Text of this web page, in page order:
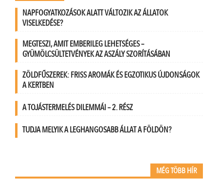
NAPFOGYATKOZÁSOK ALATT VÁLTOZIK AZ ÁLLATOK
VISELKEDÉSE?
MEGTESZI, AMIT EMBERILEG LEHETSÉGES –
GYÜMÖLCSÜLTETVÉNYEK AZ ASZÁLY SZORÍTÁSÁBAN
ZÖLDFŰSZEREK: FRISS AROMÁK ÉS EGZOTIKUS ÚJDONSÁGOK
A KERTBEN
A TOJÁSTERMELÉS DILEMMÁI – 2. RÉSZ
TUDJA MELYIK A LEGHANGOSABB ÁLLAT A FÖLDÖN?
MÉG TÖBB HÍR